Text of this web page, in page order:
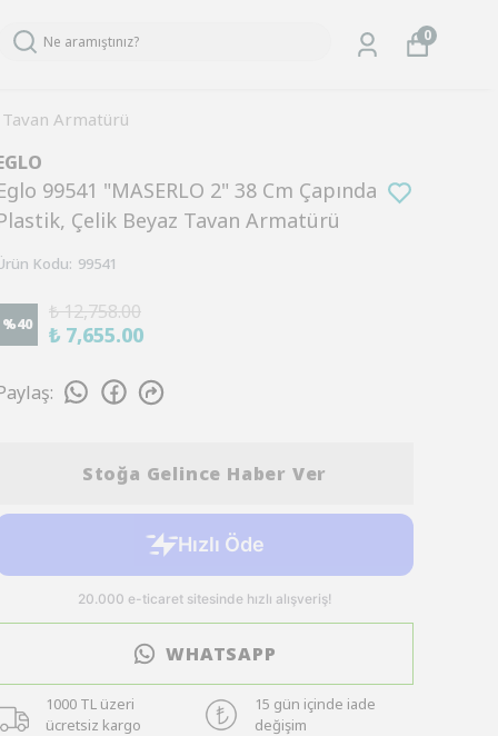
0
Tavan Armatürü
99541 "MASERLO 2" 38 Cm Çapında
Çelik Beyaz Tavan Armatürü
Kodu: 99541
%40
₺ 12,758.00
₺ 7,655.00
:
Stoğa Gelince Haber Ver
WHATSAPP
1000 TL üzeri
ücretsiz kargo
15 gün içinde iade
değişim